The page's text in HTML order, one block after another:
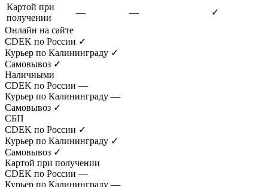
Картой при
получении
— —
✓
Онлайн на сайте
CDEK по России ✓
Курьер по Калининграду ✓
Самовывоз ✓
Наличными
CDEK по России —
Курьер по Калининграду —
Самовывоз ✓
СБП
CDEK по России ✓
Курьер по Калининграду ✓
Самовывоз ✓
Картой при получении
CDEK по России —
Курьер по Калининграду —